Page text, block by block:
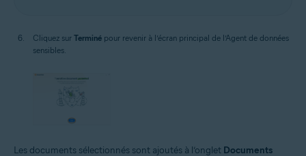
Cliquez sur Terminé pour revenir à l’écran principal de l’Agent de données
sensibles.
Les documents sélectionnés sont ajoutés à l’onglet Documents